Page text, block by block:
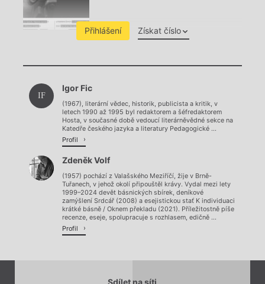
Přihlášení Získat číslo
Chviličku.
IF
Igor Fic
(1967), literární vědec, historik, publicista a kritik, v
letech 1990 až 1995 byl redaktorem a šéfredaktorem
Hosta, v současné době vedoucí literárněvědné sekce na
Katedře českého jazyka a literatury Pedagogické ...
Profil
Zdeněk Volf
(1957) pochází z Valašského Meziříčí, žije v Brně-
Tuřanech, v jehož okolí připouštěl krávy. Vydal mezi lety
1999–2024 devět básnických sbírek, deníkové
zamýšlení Srdcář (2008) a esejistickou stať K individuaci
krátké básně / Oknem překladu (2021). Příležitostně píše
recenze, eseje, spolupracuje s rozhlasem, edičně ...
Profil
Sdílet na síti